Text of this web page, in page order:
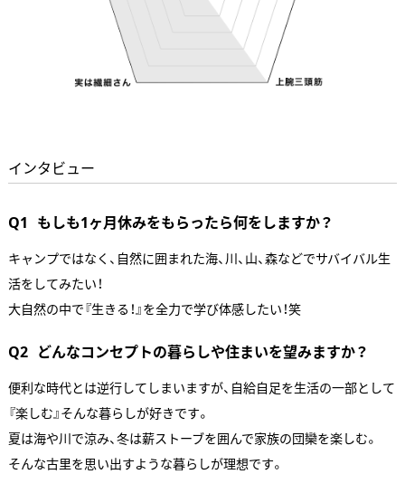
インタビュー
Q1 もしも1ヶ月休みをもらったら何をしますか？
キャンプではなく、自然に囲まれた海、川、山、森などでサバイバル生
活をしてみたい！
大自然の中で『生きる！』を全力で学び体感したい！笑
Q2 どんなコンセプトの暮らしや住まいを望みますか？
便利な時代とは逆行してしまいますが、自給自足を生活の一部として
『楽しむ』そんな暮らしが好きです。
夏は海や川で涼み、冬は薪ストーブを囲んで家族の団欒を楽しむ。
そんな古里を思い出すような暮らしが理想です。